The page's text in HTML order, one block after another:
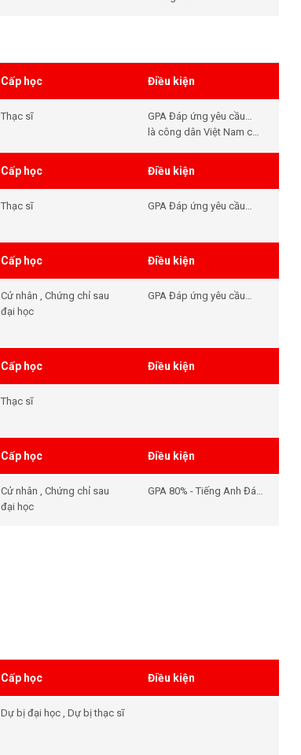
Cấp học Điều kiện
Thạc sĩ
GPA Đáp ứng yêu cầu
đầu vào của khóa học -
cầu đầu vào của khóa
học
là công dân Việt Nam cư
thành chương trình học
đại học,
Cấp học Điều kiện
Thạc sĩ
GPA Đáp ứng yêu cầu
bổng
Cấp học Điều kiện
Cử nhân , Chứng chỉ sau
đại học
GPA Đáp ứng yêu cầu
học
Cấp học Điều kiện
Thạc sĩ
Cấp học Điều kiện
Cử nhân , Chứng chỉ sau
đại học
GPA 80% - Tiếng Anh Đáp
Cấp học Điều kiện
Dự bị đại học , Dự bị thạc sĩ